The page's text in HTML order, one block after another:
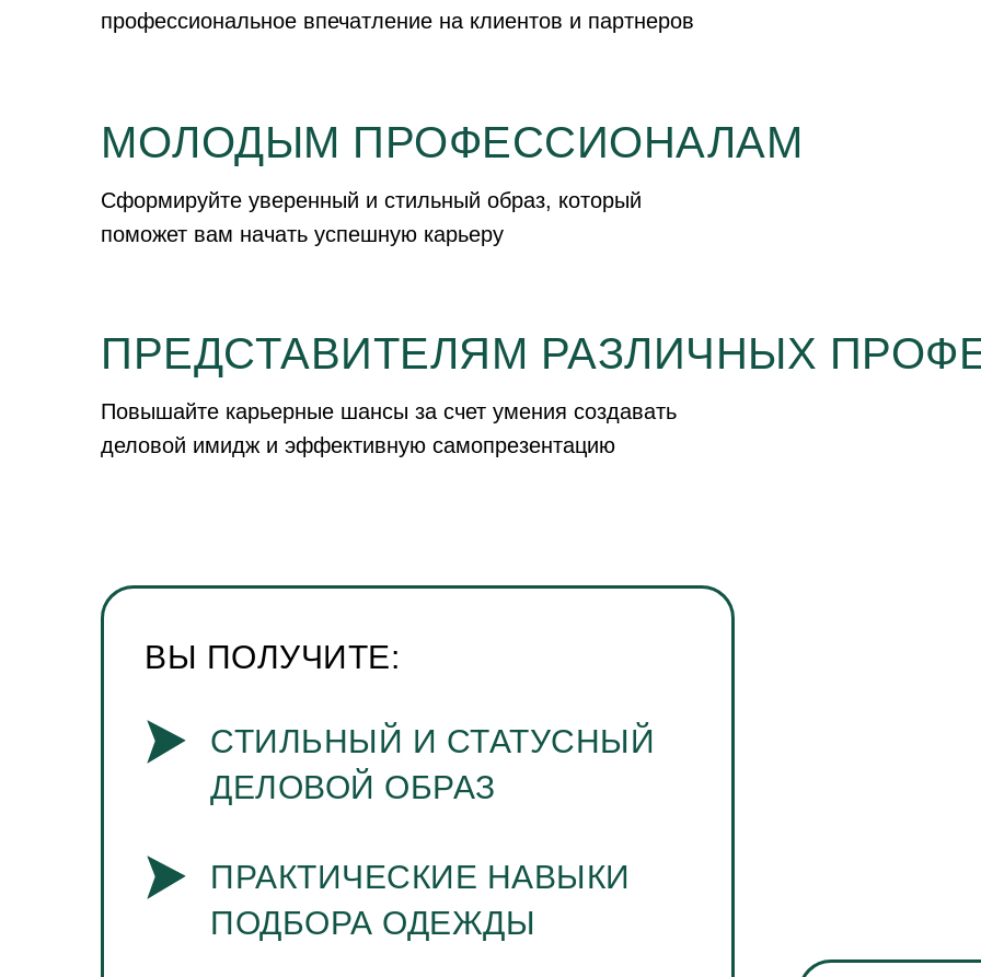
профессиональное впечатление на клиентов и партнеров
Сформируйте уверенный и стильный образ, который
поможет вам начать успешную карьеру
МОЛОДЫМ ПРОФЕССИОНАЛАМ
ВЫ ПОЛУЧИТЕ:
СТИЛЬНЫЙ И СТАТУСНЫЙ
ДЕЛОВОЙ ОБРАЗ
Повышайте карьерные шансы за счет умения создавать
деловой имидж и эффективную самопрезентацию
ПРЕДСТАВИТЕЛЯМ РАЗЛИЧНЫХ
ПРАКТИЧЕСКИЕ НАВЫКИ
ПОДБОРА ОДЕЖДЫ